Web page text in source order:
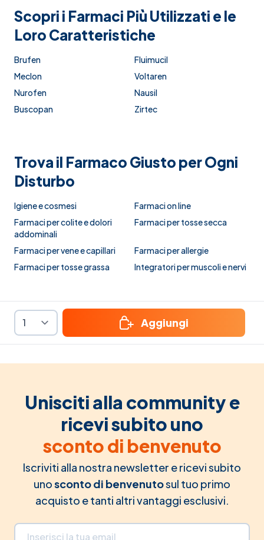
Scopri i Farmaci Più Utilizzati e le
Loro Caratteristiche
Brufen
Fluimucil
Meclon
Voltaren
Nurofen
Nausil
Buscopan
Zirtec
Trova il Farmaco Giusto per Ogni
Disturbo
Igiene e cosmesi
Farmaci on line
Farmaci per colite e dolori
addominali
Farmaci per tosse secca
Farmaci per vene e capillari
Farmaci per allergie
Farmaci per tosse grassa
Integratori per muscoli e nervi
Aggiungi
Unisciti alla community e
ricevi subito uno
sconto di benvenuto
Iscriviti alla nostra newsletter e ricevi subito
unosconto di benvenutosul tuo primo
acquisto e tanti altri vantaggi esclusivi.
Indirizzo email